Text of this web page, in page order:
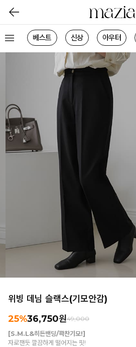
베스트 신상 아우터
위빙 데님 슬랙스(기모안감)
25%36,750원49,000
[S.M.L&히든밴딩/꽉찬기모!]
자로잰듯 깔끔하게 떨어지는 핏!